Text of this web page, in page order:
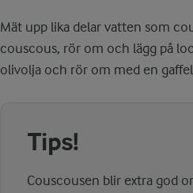
Mät upp lika delar vatten som
couscous, rör om och lägg på
olivolja och rör om med en
Tips!
Couscousen blir extra god